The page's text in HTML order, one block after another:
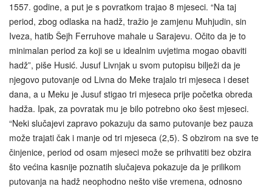
1557. godine, a put je s povratkom trajao 8 mjeseci. “Na taj
period, zbog odlaska na hadž, tražio je zamjenu Muhjudin, sin
Iveza, hatib Šejh Ferruhove mahale u Sarajevu. Očito da je to
minimalan period za koji se u idealnim uvjetima mogao obaviti
hadž”, piše Husić. Jusuf Livnjak u svom putopisu bilježi da je
njegovo putovanje od Livna do Meke trajalo tri mjeseca i deset
dana, a u Meku je Jusuf stigao tri mjeseca prije početka obreda
hadža. Ipak, za povratak mu je bilo potrebno oko šest mjeseci.
“Neki slučajevi zapravo pokazuju da samo putovanje bez pauza
može trajati čak i manje od tri mjeseca (2,5). S obzirom na sve te
činjenice, period od osam mjeseci može se prihvatiti bez obzira
što većina kasnije poznatih slučajeva pokazuje da je prilikom
putovanja na hadž neophodno nešto više vremena, odnosno